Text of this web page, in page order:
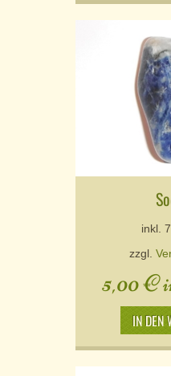
inkl.
zzgl.
5,00€
IN DEN